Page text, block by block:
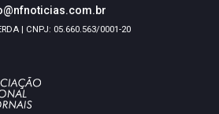
| CNPJ: 05.660.563/0001-20